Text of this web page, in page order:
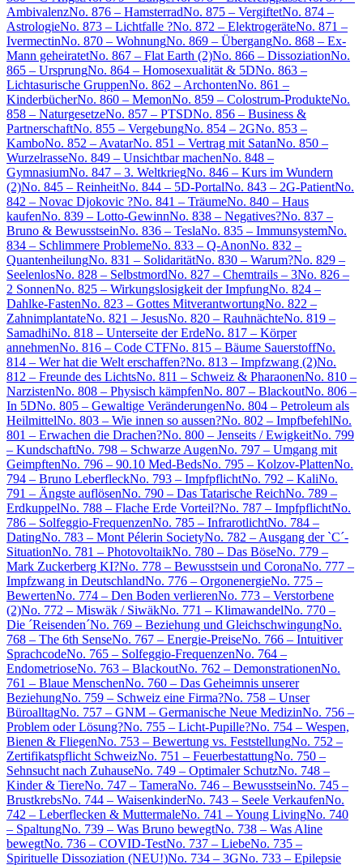
AmbivalenzNo. 876 – HamsterradNo. 875 – VergiftetNo. 874 –
AstrologieNo. 873 – Lichtfalle ?No. 872 – ElektrogeräteNo. 871 –
IvermectinNo. 870 – WohnungNo. 869 – ÜbergangNo. 868 – Ex-
Mann geheiratetNo. 867 – Flat Earth (2)No. 866 – DissoziationNo.
865 – UrsprungNo. 864 – Homosexualität & 5DNo. 863 –
Lichtasurische GruppenNo. 862 – ArchontenNo. 861 –
KinderbücherNo. 860 – MemonNo. 859 – Colostrum-ProdukteNo.
858 – NaturgesetzeNo. 857 – PTSDNo. 856 – Business &
PartnerschaftNo. 855 – VergebungNo. 854 – 2GNo. 853 –
KamboNo. 852 – AvatarNo. 851 – Vertrag mit SatanNo. 850 –
WurzelrasseNo. 849 – Unsichtbar machenNo. 848 –
GymnasiumNo. 847 – 3. WeltkriegNo. 846 – Kurs im Wundern
(2)No. 845 – ReinheitNo. 844 – 5D-PortalNo. 843 – 2G-PatientNo.
842 – Novac Djokovic ?No. 841 – TräumeNo. 840 – Haus
kaufenNo. 839 – Lotto-GewinnNo. 838 – Negatives?No. 837 –
Bruno & BewusstseinNo. 836 – TeslaNo. 835 – ImmunsystemNo.
834 – Schlimmere ProblemeNo. 833 – Q-AnonNo. 832 –
QuantenheilungNo. 831 – SolidaritätNo. 830 – Warum?No. 829 –
SeelenlosNo. 828 – SelbstmordNo. 827 – Chemtrails – 3No. 826 –
2 SonnenNo. 825 – Wirkungslosigkeit der ImpfungNo. 824 –
Dahlke-FastenNo. 823 – Gottes MitverantwortungNo. 822 –
ZahnimplantateNo. 821 – JesusNo. 820 – RauhnächteNo. 819 –
SamadhiNo. 818 – Unterseite der ErdeNo. 817 – Körper
annehmenNo. 816 – Code CTFNo. 815 – Bäume SauerstoffNo.
814 – Wer hat die Welt erschaffen?No. 813 – Impfzwang (2)No.
812 – Freunde des LichtsNo. 811 – Schweiz & PharaonenNo. 810 –
NarzistenNo. 808 – Physisch kämpfenNo. 807 – BlackoutNo. 806 –
In 5DNo. 805 – Gewaltige VeränderungenNo. 804 – Petroleum als
HeilmittelNo. 803 – Wie innen so aussen?No. 802 – ImpfbefehlNo.
801 – Erwachen die Drachen?No. 800 – Jenseits / EwigkeitNo. 799
– KundschaftNo. 798 – Schwarze AugenNo. 797 – Umgang mit
GeimpftenNo. 796 – 90.10 Med-BedsNo. 795 – Kolzov-PlattenNo.
794 – Bruno LeberfleckNo. 793 – ImpfpflichtNo. 792 – KaliNo.
791 – Ängste auflösenNo. 790 – Das Tatarische ReichNo. 789 –
ErdkuppelNo. 788 – Flache Erde Vorteil?No. 787 – ImpfpflichtNo.
786 – Solfeggio-FrequenzenNo. 785 – InfrarotlichtNo. 784 –
DatingNo. 783 – Mont Pélerin SocietyNo. 782 – Ausgang der `C´-
SituationNo. 781 – PhotovoltaikNo. 780 – Das BöseNo. 779 –
Mark Zuckerberg KI?No. 778 – Bewusstsein und CoronaNo. 777 –
Impfzwang in DeutschlandNo. 776 – OrgonenergieNo. 775 –
BewertenNo. 774 – Den Boden verlierenNo. 773 – Verstorbene
(2)No. 772 – Miswäk / SiwäkNo. 771 – KlimawandelNo. 770 –
Die ´Reisenden´No. 769 – Beziehung und GleichschwingungNo.
768 – The 6th SenseNo. 767 – Energie-PreiseNo. 766 – Intuitiver
SprachcodeNo. 765 – Solfeggio-FrequenzenNo. 764 –
EndometrioseNo. 763 – BlackoutNo. 762 – DemonstrationenNo.
761 – Blaue MenschenNo. 760 – Das Geheimnis unserer
BeziehungNo. 759 – Schweiz eine Firma?No. 758 – Unser
BüroalltagNo. 757 – GNM – Germanische Neue MedizinNo. 756 –
Problem oder Lösung?No. 755 – Licht-Pupille?No. 754 – Wespen,
Bienen & FliegenNo. 753 – Bewertung vs. FeststellungNo. 752 –
Zertifikatspflicht SchweizNo. 751 – FeuerbestattungNo. 750 –
Sehnsucht nach ZuhauseNo. 749 – Optimaler SchutzNo. 748 –
Kinder & TiereNo. 747 – TameraNo. 746 – BewusstseinNo. 745 –
BrustkrebsNo. 744 – WaisenkinderNo. 743 – Seele VerkaufenNo.
742 – Leberflecken & MuttermaleNo. 741 – Young LivingNo. 740
– SpaltungNo. 739 – Was Bruno bewegtNo. 738 – Was Aline
bewegtNo. 736 – COVID-TestNo. 737 – LiebeNo. 735 –
Spirituelle Dissoziation (NEU!)No. 734 – 3GNo. 733 – Epilepsie